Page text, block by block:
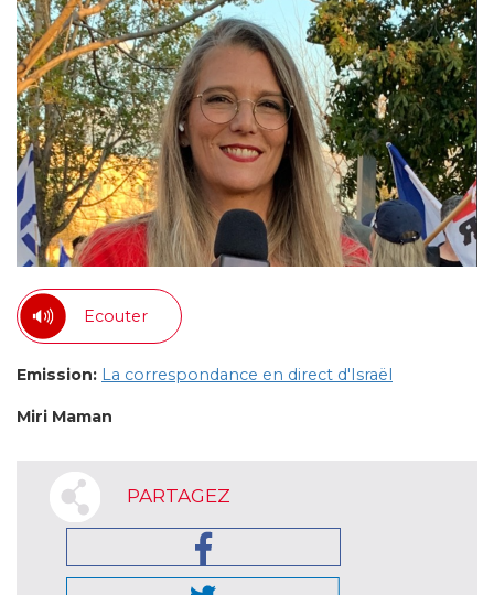
Ecouter
Emission: La correspondance en direct d'Israël
Miri Maman
PARTAGEZ